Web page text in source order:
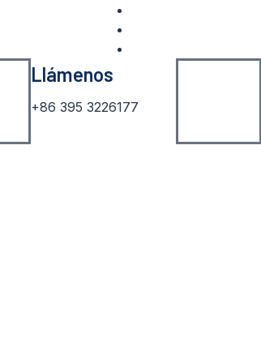
Llámenos
+86 395 3226177